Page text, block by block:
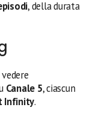
, della durata
Canale 5, ciascun
Infinity.